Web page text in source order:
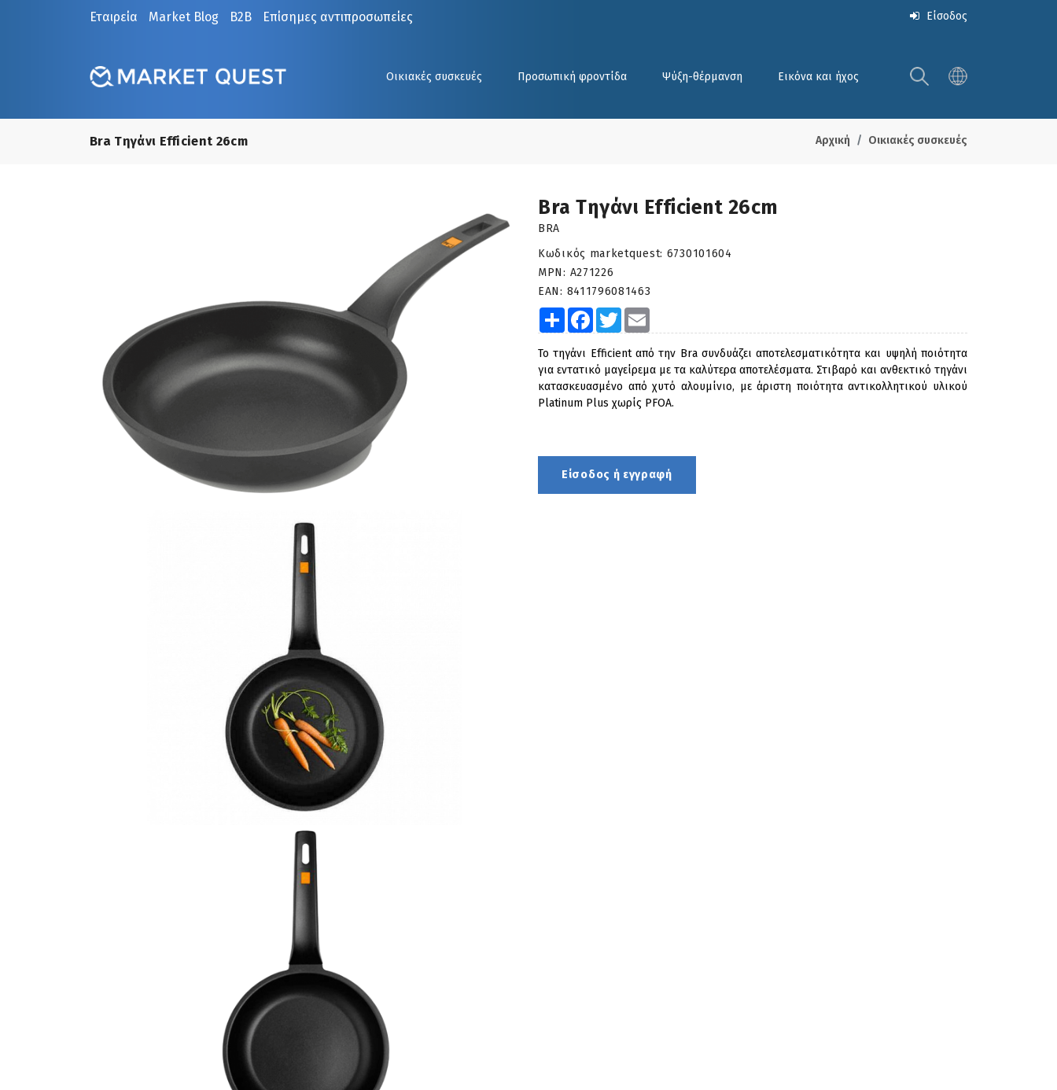
Εταιρεία Market Blog B2B Επίσημες αντιπροσωπείες Είσοδος
Οικιακές συσκευές Προσωπική φροντίδα Ψύξη-θέρμανση Εικόνα και ήχος
Bra Tηγάνι Efficient 26cm Αρχική Οικιακές συσκευές
Bra Tηγάνι Efficient 26cm
BRA
Κωδικός marketquest: 6730101604
MPN: A271226
EAN: 8411796081463
Share Facebook
Twitter
Το τηγάνι Efficient από την Bra συνδυάζει αποτελεσματικότητα και υψηλή ποιότητα
για εντατικό μαγείρεμα με τα καλύτερα αποτελέσματα. Στιβαρό και ανθεκτικό τηγάνι
κατασκευασμένο από χυτό αλουμίνιο, με άριστη ποιότητα αντικολλητικού υλικού
Platinum Plus χωρίς PFOA.
Είσοδος ή εγγραφή